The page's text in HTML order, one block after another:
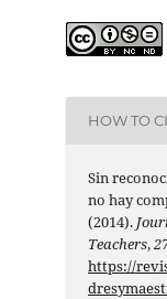
HOW TO
Sin
no hay
(2014).
Teachers,
https://